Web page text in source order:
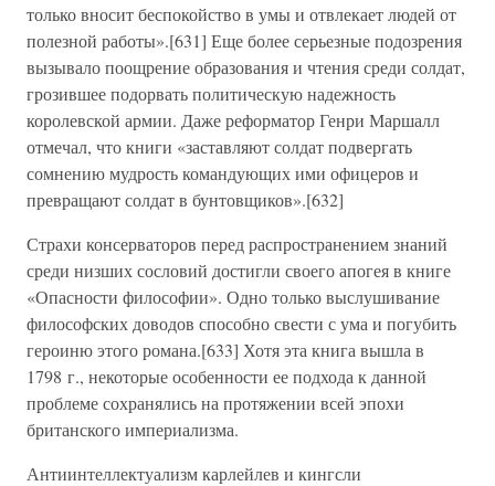
только вносит беспокойство в умы и отвлекает людей от
полезной работы».[631] Еще более серьезные подозрения
вызывало поощрение образования и чтения среди солдат,
грозившее подорвать политическую надежность
королевской армии. Даже реформатор Генри Маршалл
отмечал, что книги «заставляют солдат подвергать
сомнению мудрость командующих ими офицеров и
превращают солдат в бунтовщиков».[632]
Страхи консерваторов перед распространением знаний
среди низших сословий достигли своего апогея в книге
«Опасности философии». Одно только выслушивание
философских доводов способно свести с ума и погубить
героиню этого романа.[633] Хотя эта книга вышла в
1798 г., некоторые особенности ее подхода к данной
проблеме сохранялись на протяжении всей эпохи
британского империализма.
Антиинтеллектуализм карлейлев и кингсли